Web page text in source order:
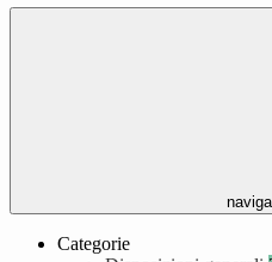
Categorie